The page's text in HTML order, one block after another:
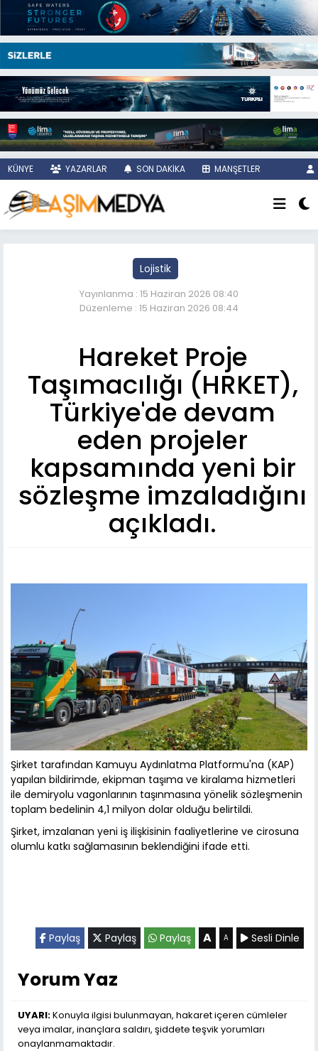
KÜNYE YAZARLAR SON DAKİKA MANŞETLER
Lojistik
Yayınlanma : 15 Haziran 2026 08:40
Düzenleme : 15 Haziran 2026 08:44
Hareket Proje
Taşımacılığı (HRKET),
Türkiye'de devam
eden projeler
kapsamında yeni bir
sözleşme imzaladığını
açıkladı.
Şirket tarafından Kamuyu Aydınlatma Platformu'na (KAP)
yapılan bildirimde, ekipman taşıma ve kiralama hizmetleri
ile demiryolu vagonlarının taşınmasına yönelik sözleşmenin
toplam bedelinin 4,1 milyon dolar olduğu belirtildi.
Şirket, imzalanan yeni iş ilişkisinin faaliyetlerine ve cirosuna
olumlu katkı sağlamasının beklendiğini ifade etti.
Paylaş Paylaş Paylaş A A Sesli Dinle
Yorum Yaz
UYARI:Konuyla ilgisi bulunmayan, hakaret içeren cümleler
veya imalar, inançlara saldırı, şiddete teşvik yorumları
onaylanmamaktadır.